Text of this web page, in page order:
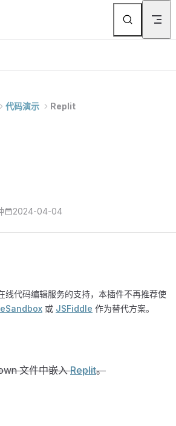
代码演示 Replit
2024-04-04
线代码编辑服务的支持，本插件不再推荐使
或 JSFiddle 作为替代方案。
文件中嵌入Replit。